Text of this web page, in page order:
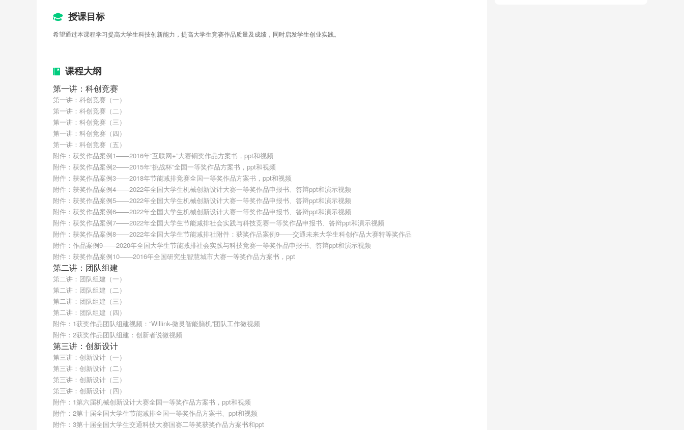
程负责人，ewant平台《机械设计概论》MOOC主讲教师
首批国家级网络课程、首批国家精品在线开放课程、首批国家一流本科课程、首批国家机械基础实验教
果特等奖2项（1项排名第一，1项排名第五），获2017年四川省教学成果一等奖1项（排名第一）
近年来团队指导“全国大学生机械创新设计大赛”、“全国大学生节能减排社会实践与科技竞赛”、“中
美青年创客大赛”等竞赛，
奖30项，国家级二等奖32项，国家级三等奖41项，省部校级奖项70余项，学生科创成果在2015年7月13日
中央电视台新闻联播“国家全面实施创新创业教育改革”中播出。
研究方向为新能源智能车辆及其关键技术、新能源再生技术，主持4项国家自然科学基金。在学生创
新能力培养上，提出“以赛带学”的创新人才培养模式。指导学生在Advanced Energy Materials（SCI一区
TOP 1%，IF：29.698）、Nano Energy（SCI一区TOP 1%，IF：19.069）、Renewable & Sustainable
Energy Reviews
（SCI一区TOP 1%，IF：16.799）、APPLIED ENERGY（SCI一区TOP 3%，IF：
11.533）、Energy Conversion and Management（SCI一区TOP 3%，IF：11.446）、Journal of Cleaner
Production（SCI一区TOP 4%，IF：11.0727）、Sustainable Cities and Society(SCI一区TOP 3%，IF：
10.696)、Automation in Construction(SCI一区TOP 3%，IF：10.517)、IEEE TRANS ON INTELLIGENT
TRANSPORTATION SYSTEMS（SCI一区，IF：9.551）等期刊发表SCI论文110余篇（SCI Q1论文70余
篇,IF：超过>10论文有30余篇，以西南交通大学为第一作者单位实现5个SCI一区期刊突破，4篇论文入选
ESI高被引论文），授权发明专利100余项。在多年人才培养实践中，探索出“本科教学—团队实践—竞赛
升华—回归理论—本/硕/博衔接”五位一体的创新人才培养模式。
《大学生创新与创业实践》配套新形态教材：
授课目标
希望通过本课程学习提高大学生科技创新能力，提高大学生竞赛作品质量及成绩，同时启发学生创业实践。
课程大纲
第一讲：科创竞赛
第一讲：科创竞赛（一）
第一讲：科创竞赛（二）
第一讲：科创竞赛（三）
第一讲：科创竞赛（四）
第一讲：科创竞赛（五）
附件：获奖作品案例1——2016年“互联网+”大赛铜奖作品方案书，ppt和视频
附件：获奖作品案例2——2015年“挑战杯”全国一等奖作品方案书，ppt和视频
附件：获奖作品案例3——2018年节能减排竞赛全国一等奖作品方案书，ppt和视频
附件：获奖作品案例4——2022年全国大学生机械创新设计大赛一等奖作品申报书、答辩ppt和演示视频
附件：获奖作品案例5——2022年全国大学生机械创新设计大赛一等奖作品申报书、答辩ppt和演示视频
附件：获奖作品案例6——2022年全国大学生机械创新设计大赛一等奖作品申报书、答辩ppt和演示视频
附件：获奖作品案例7——2022年全国大学生节能减排社会实践与科技竞赛一等奖作品申报书、答辩ppt和演示视频
附件：获奖作品案例8——2022年全国大学生节能减排社附件：获奖作品案例9——交通未来大学生科创作品大赛特等奖作品
附件：作品案例9——2020年全国大学生节能减排社会实践与科技竞赛一等奖作品申报书、答辩ppt和演示视频
附件：获奖作品案例10——2016年全国研究生智慧城市大赛一等奖作品方案书，ppt
第二讲：团队组建
第二讲：团队组建（一）
第二讲：团队组建（二）
第二讲：团队组建（三）
第二讲：团队组建（四）
附件：1获奖作品团队组建视频：“Willink-微灵智能脑机”团队工作微视频
附件：2获奖作品团队组建：创新者说微视频
第三讲：创新设计
第三讲：创新设计（一）
第三讲：创新设计（二）
第三讲：创新设计（三）
第三讲：创新设计（四）
附件：1第六届机械创新设计大赛全国一等奖作品方案书，ppt和视频
附件：2第十届全国大学生节能减排全国一等奖作品方案书、ppt和视频
附件：3第十届全国大学生交通科技大赛国赛二等奖获奖作品方案书和ppt